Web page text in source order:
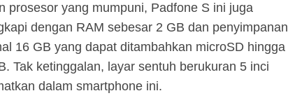
prosesor yang mumpuni, Padfone S ini juga
dengan RAM sebesar 2 GB dan penyimpanan
16 GB yang dapat ditambahkan microSD hingga
Tak ketinggalan, layar sentuh berukuran 5 inci
dalam smartphone ini.